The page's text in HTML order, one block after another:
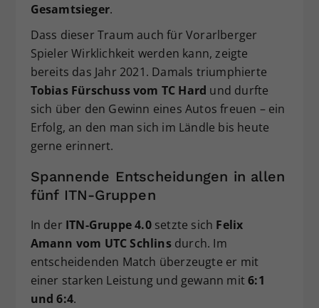
Gesamtsieger.
Dass dieser Traum auch für Vorarlberger
Spieler Wirklichkeit werden kann, zeigte
bereits das Jahr 2021. Damals triumphierte
Tobias Fürschuss vom TC Hard und durfte
sich über den Gewinn eines Autos freuen – ein
Erfolg, an den man sich im Ländle bis heute
gerne erinnert.
Spannende Entscheidungen in allen
fünf ITN-Gruppen
In der ITN-Gruppe 4.0setzte sich Felix
Amann vom UTC Schlinsdurch. Im
entscheidenden Match überzeugte er mit
einer starken Leistung und gewann mit6:1
und 6:4.